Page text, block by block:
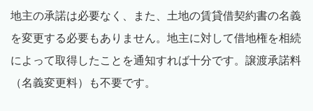
地主の承諾は必要なく、また、土地の賃貸借契約書の名義
を変更する必要もありません。地主に対して借地権を相続
によって取得したことを通知すれば十分です。譲渡承諾料
（名義変更料）も不要です。